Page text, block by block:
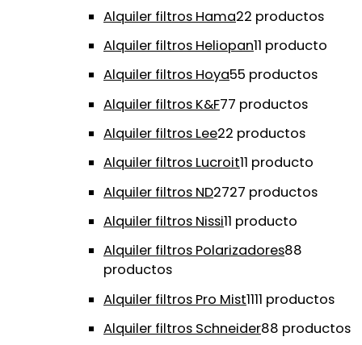
Alquiler filtros Hama22 productos
Alquiler filtros Heliopan11 producto
Alquiler filtros Hoya55 productos
Alquiler filtros K&F77 productos
Alquiler filtros Lee22 productos
Alquiler filtros Lucroit11 producto
Alquiler filtros ND2727 productos
Alquiler filtros Nissi11 producto
Alquiler filtros Polarizadores88
productos
Alquiler filtros Pro Mist1111 productos
Alquiler filtros Schneider88 productos